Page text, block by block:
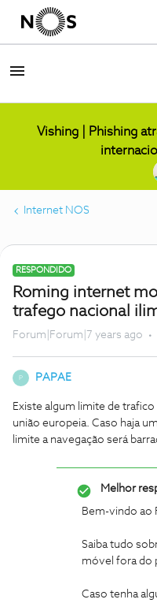
Vishing | Phishing
Internet NOS
RESPONDIDO
Roming internet
trafego nacional
Forum|Forum|7 years ago
P PAPAE
Existe algum limite de
união europeia. Caso haja
limite a navegação será
Melhor
Bem-vindo ao
Saiba tudo
móvel fora do
Caso tenha